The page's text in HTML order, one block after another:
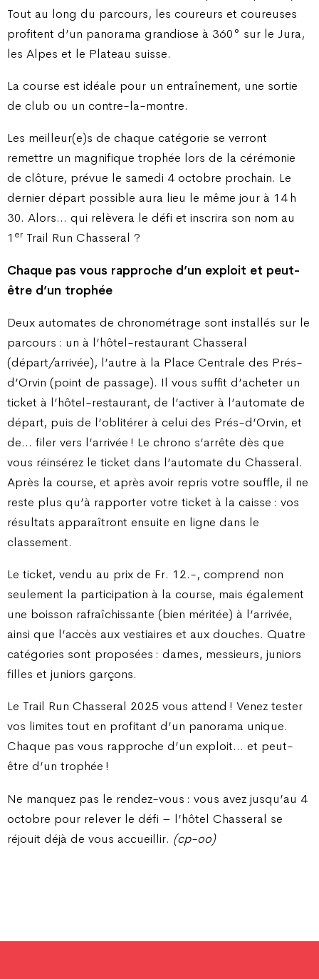
Tout au long du parcours, les coureurs et coureuses
profitent d’un panorama grandiose à 360° sur le Jura,
les Alpes et le Plateau suisse.
La course est idéale pour un entraînement, une sortie
de club ou un contre-la-montre.
Les meilleur(e)s de chaque catégorie se verront
remettre un magnifique trophée lors de la cérémonie
de clôture, prévue le samedi 4 octobre prochain. Le
dernier départ possible aura lieu le même jour à 14 h
30. Alors… qui relèvera le défi et inscrira son nom au
1 er Trail Run Chasseral ?
Chaque pas vous rapproche d’un exploit et peut-
être d’un trophée
Deux automates de chronométrage sont installés sur le
parcours : un à l’hôtel-restaurant Chasseral
(départ/arrivée), l’autre à la Place Centrale des Prés-
d’Orvin (point de passage). Il vous suffit d’acheter un
ticket à l’hôtel-restaurant, de l’activer à l’automate de
départ, puis de l’oblitérer à celui des Prés-d’Orvin, et
de… filer vers l’arrivée ! Le chrono s’arrête dès que
vous réinsérez le ticket dans l’automate du Chasseral.
Après la course, et après avoir repris votre souffle, il ne
reste plus qu’à rapporter votre ticket à la caisse : vos
résultats apparaîtront ensuite en ligne dans le
classement.
Le ticket, vendu au prix de Fr. 12.-, comprend non
seulement la participation à la course, mais également
une boisson rafraîchissante (bien méritée) à l’arrivée,
ainsi que l’accès aux vestiaires et aux douches. Quatre
catégories sont proposées : dames, messieurs, juniors
filles et juniors garçons.
Le Trail Run Chasseral 2025 vous attend ! Venez tester
vos limites tout en profitant d’un panorama unique.
Chaque pas vous rapproche d’un exploit… et peut-
être d’un trophée !
Ne manquez pas le rendez-vous : vous avez jusqu’au 4
octobre pour relever le défi – l’hôtel Chasseral se
réjouit déjà de vous accueillir. (cp-oo)